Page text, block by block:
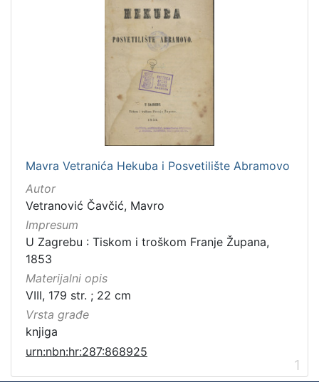
Mavra Vetranića Hekuba i Posvetilište Abramovo
Autor
Vetranović Čavčić, Mavro
Impresum
U Zagrebu : Tiskom i troškom Franje Župana,
1853
Materijalni opis
VIII, 179 str. ; 22 cm
Vrsta građe
knjiga
urn:nbn:hr:287:868925
1